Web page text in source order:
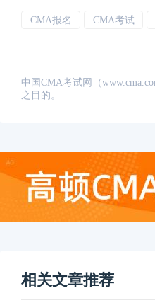
CMA报名 CMA考试
中国CMA考试网（
之目的。
相关文章推荐